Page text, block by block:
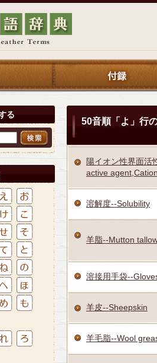
る
50音順「よ」行
陽イオン性界面活
active
溶解度--Solubility
羊脂--Mutton
溶接用手袋--
羊皮--Sheepskin
羊毛脂--Wool